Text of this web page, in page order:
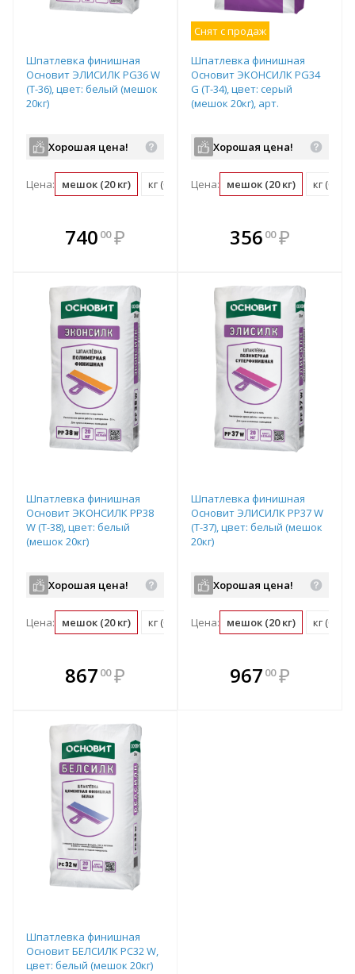
Шпатлевка финишная
Основит ЭЛИСИЛК PG36 W
(Т-36), цвет: белый (мешок
20кг)
Хорошая цена!
Цена: мешок (20 кг) кг (0.05 мешок)
740 00 ₽
В комплекте
всегда выгоднее!
Снят с продаж
Шпатлевка финишная
Основит ЭКОНСИЛК PG34
G (Т-34), цвет: серый
(мешок 20кг), арт.
Хорошая цена!
Цена: мешок (20 кг) кг (0.05
В комплекте
всегда выгоднее!
356 00 ₽
Шпатлевка финишная
Основит ЭКОНСИЛК PP38
W (Т-38), цвет: белый
(мешок 20кг)
Хорошая цена!
Цена: мешок (20 кг) кг (0.05 мешок)
867 00 ₽
В комплекте
всегда выгоднее!
Шпатлевка финишная
Основит ЭЛИСИЛК PP37 W
(Т-37), цвет: белый (мешок
20кг)
Хорошая цена!
Цена: мешок (20 кг) кг (0.05
В комплекте
всегда выгоднее!
967 00 ₽
Шпатлевка финишная
Основит БЕЛСИЛК PC32 W,
цвет: белый (мешок 20кг)